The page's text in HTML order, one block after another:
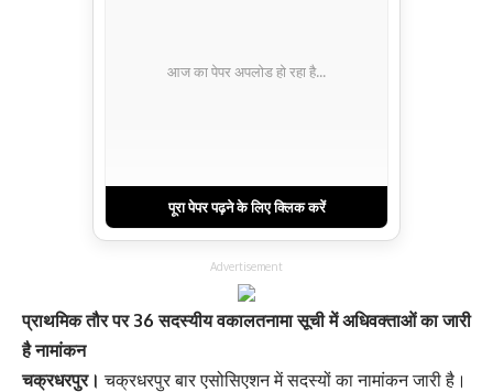
आज का पेपर अपलोड हो रहा है...
पूरा पेपर पढ़ने के लिए क्लिक करें
Advertisement
प्राथमिक तौर पर 36 सदस्यीय वकालतनामा सूची में अधिवक्ताओं का जारी
है नामांकन
चक्रधरपुर। चक्रधरपुर बार एसोसिएशन में सदस्यों का नामांकन जारी है।